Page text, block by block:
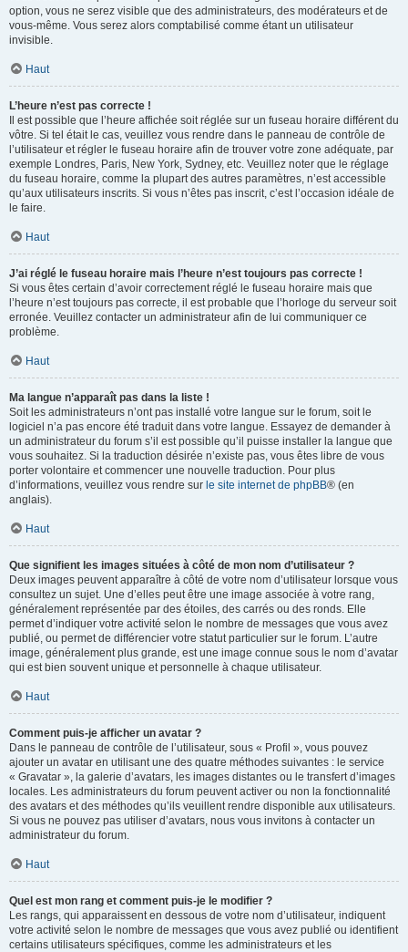
option, vous ne serez visible que des administrateurs, des modérateurs et de
vous-même. Vous serez alors comptabilisé comme étant un utilisateur
invisible.
Haut
L’heure n’est pas correcte !
Il est possible que l’heure affichée soit réglée sur un fuseau horaire différent du
vôtre. Si tel était le cas, veuillez vous rendre dans le panneau de contrôle de
l’utilisateur et régler le fuseau horaire afin de trouver votre zone adéquate, par
exemple Londres, Paris, New York, Sydney, etc. Veuillez noter que le réglage
du fuseau horaire, comme la plupart des autres paramètres, n’est accessible
qu’aux utilisateurs inscrits. Si vous n’êtes pas inscrit, c’est l’occasion idéale de
le faire.
Haut
J’ai réglé le fuseau horaire mais l’heure n’est toujours pas correcte !
Si vous êtes certain d’avoir correctement réglé le fuseau horaire mais que
l’heure n’est toujours pas correcte, il est probable que l’horloge du serveur soit
erronée. Veuillez contacter un administrateur afin de lui communiquer ce
problème.
Haut
Ma langue n’apparaît pas dans la liste !
Soit les administrateurs n’ont pas installé votre langue sur le forum, soit le
logiciel n’a pas encore été traduit dans votre langue. Essayez de demander à
un administrateur du forum s’il est possible qu’il puisse installer la langue que
vous souhaitez. Si la traduction désirée n’existe pas, vous êtes libre de vous
porter volontaire et commencer une nouvelle traduction. Pour plus
d’informations, veuillez vous rendre sur le site internet de phpBB® (en
anglais).
Haut
Que signifient les images situées à côté de mon nom d’utilisateur ?
Deux images peuvent apparaître à côté de votre nom d’utilisateur lorsque vous
consultez un sujet. Une d’elles peut être une image associée à votre rang,
généralement représentée par des étoiles, des carrés ou des ronds. Elle
permet d’indiquer votre activité selon le nombre de messages que vous avez
publié, ou permet de différencier votre statut particulier sur le forum. L’autre
image, généralement plus grande, est une image connue sous le nom d’avatar
qui est bien souvent unique et personnelle à chaque utilisateur.
Haut
Comment puis-je afficher un avatar ?
Dans le panneau de contrôle de l’utilisateur, sous « Profil », vous pouvez
ajouter un avatar en utilisant une des quatre méthodes suivantes : le service
« Gravatar », la galerie d’avatars, les images distantes ou le transfert d’images
locales. Les administrateurs du forum peuvent activer ou non la fonctionnalité
des avatars et des méthodes qu’ils veuillent rendre disponible aux utilisateurs.
Si vous ne pouvez pas utiliser d’avatars, nous vous invitons à contacter un
administrateur du forum.
Haut
Quel est mon rang et comment puis-je le modifier ?
Les rangs, qui apparaissent en dessous de votre nom d’utilisateur, indiquent
votre activité selon le nombre de messages que vous avez publié ou identifient
certains utilisateurs spécifiques, comme les administrateurs et les